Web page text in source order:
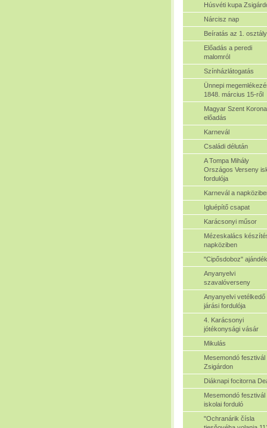
Húsvéti kupa
Nárcisz nap
Beíratás az 1.
Előadás a peredi
malomról
Színházlátogatás
Ünnepi
1848. március 15-ről
Magyar Szent Korona
előadás
Karnevál
Családi délután
A Tompa Mihály
Országos Verseny
fordulója
Karnevál a
Igluépítő csapat
Karácsonyi műsor
Mézeskalács
napköziben
"Cipősdoboz"
Anyanyelvi
szavalóverseny
Anyanyelvi vetélkedő
járási fordulója
4. Karácsonyi
jótékonysági vásár
Mikulás
Mesemondó fesztivál
Zsigárdon
Diáknapi focitorna
Mesemondó fesztivál
iskolai forduló
"Ochranárik čísla